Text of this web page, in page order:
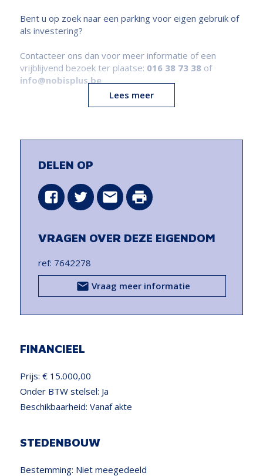
Bent u op zoek naar een parking voor eigen gebruik of
als investering?
Contacteer ons dan voor meer informatie of een
vrijblijvend bezoek ter plaatse: 016 38 73 38 of
info@nobisplus.be
Lees meer
DELEN OP
VRAGEN OVER DEZE EIGENDOM
ref: 7642278
Vraag meer informatie
FINANCIEEL
Prijs: € 15.000,00
Onder BTW stelsel: Ja
Beschikbaarheid: Vanaf akte
STEDENBOUW
Bestemming: Niet meegedeeld